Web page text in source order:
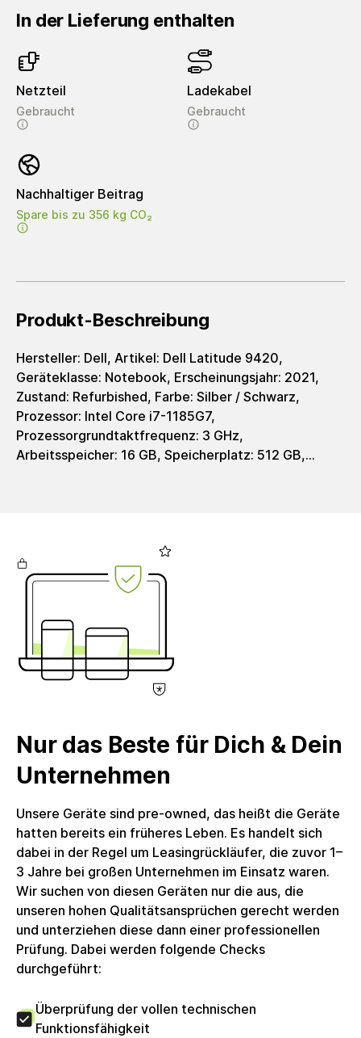
In der Lieferung enthalten
Netzteil
Gebraucht
Ladekabel
Gebraucht
Nachhaltiger Beitrag
Spare bis zu 356 kg CO₂
Produkt-Beschreibung
Hersteller: Dell, Artikel: Dell Latitude 9420,
Geräteklasse: Notebook, Erscheinungsjahr: 2021,
Zustand: Refurbished, Farbe: Silber / Schwarz,
Prozessor: Intel Core i7-1185G7,
Prozessorgrundtaktfrequenz: 3 GHz,
Arbeitsspeicher: 16 GB, Speicherplatz: 512 GB,
Touch), Bildschirmformat: 16:10, Helligkeit: 500
cd/m², Ladeschnittstelle: USB-C, Netzteil: 60 - 90
Watt, Integr. Webcamera: Ja, Tastaturlayout:
Connectivity: 4G, Schnittstellen: 1x USB 3.2 Gen 1
port with PowerShare, 2x Thunderbolt 4 ports with
DisplayPort Alt Mode/USB4/Power Delivery, 1x
universal audio port, 1x HDMI 2.0 port, 1x microSD-
Herstellerartikelnummer: LAP-DEL-L9420X-0001-
DE, Lieferumfang: Netzteil enthalten. Stromkabel
enthalten. Kein weiteres Zubehör enthalten. Das
Alternativverpackung geliefert.Umsatzsteuer: Die
Rechnung wird mit voller ausgewiesener
Umsatzsteuer erstellt, welche Unternehmenskunden
zum Vorsteuerabzug berechtigt. Die circulee GmbH
nutzt keine Differenzbesteuerung.
Nur das Beste für Dich & Dein
Unternehmen
Unsere Geräte sind pre-owned, das heißt die Geräte
hatten bereits ein früheres Leben. Es handelt sich
dabei in der Regel um Leasingrückläufer, die zuvor 1–
3 Jahre bei großen Unternehmen im Einsatz waren.
Wir suchen von diesen Geräten nur die aus, die
unseren hohen Qualitätsansprüchen gerecht werden
und unterziehen diese dann einer professionellen
Prüfung. Dabei werden folgende Checks
durchgeführt:
Überprüfung der vollen technischen
Funktionsfähigkeit